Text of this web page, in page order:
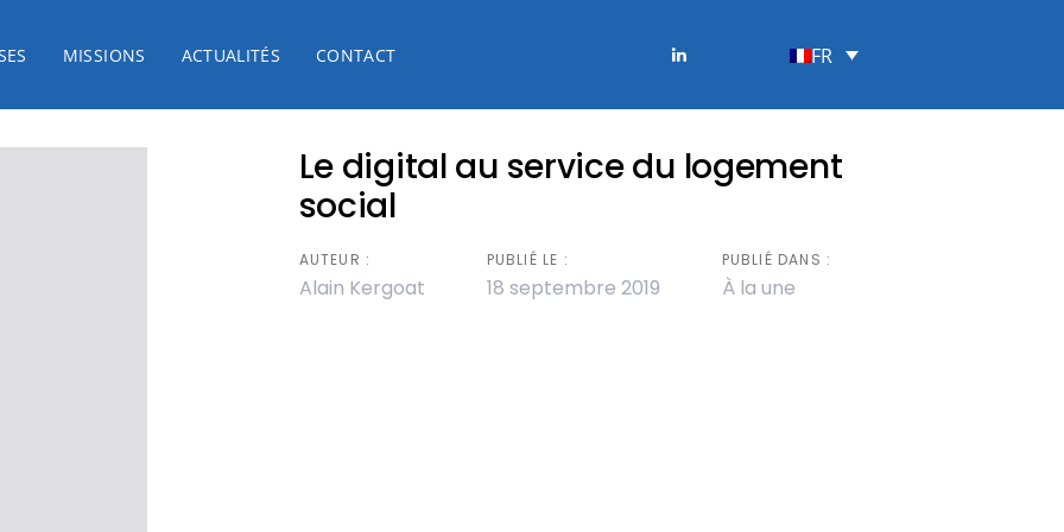
MISSIONS ACTUALITÉS CONTACT FR
Le digital au service du logement
social
AUTEUR :
Alain Kergoat
PUBLIÉ LE :
18 septembre 2019
PUBLIÉ DANS :
À la une